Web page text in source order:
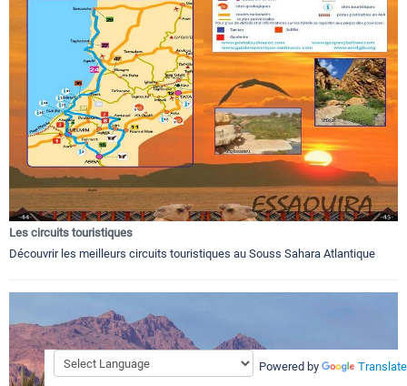
Les circuits touristiques
Découvrir les meilleurs circuits touristiques au Souss Sahara Atlantique
Powered by Translate